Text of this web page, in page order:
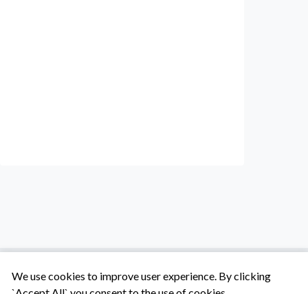
We use cookies to improve user experience. By clicking